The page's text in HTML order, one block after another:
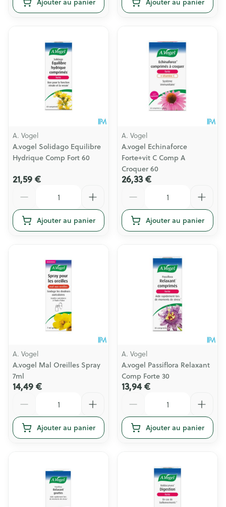
A. Vogel
A.vogel Solidago Equilibre
Hydrique Comp Fort 60
21,59 €
Ajouter au panier
A. Vogel
A.vogel Echinaforce
Forte+vit C Comp A
Croquer 60
26,33 €
Ajouter au panier
A. Vogel
A.vogel Mal Oreilles Spray
7ml
14,49 €
Ajouter au panier
A. Vogel
A.vogel Passiflora Relaxant
Comp Forte 30
13,94 €
Ajouter au panier